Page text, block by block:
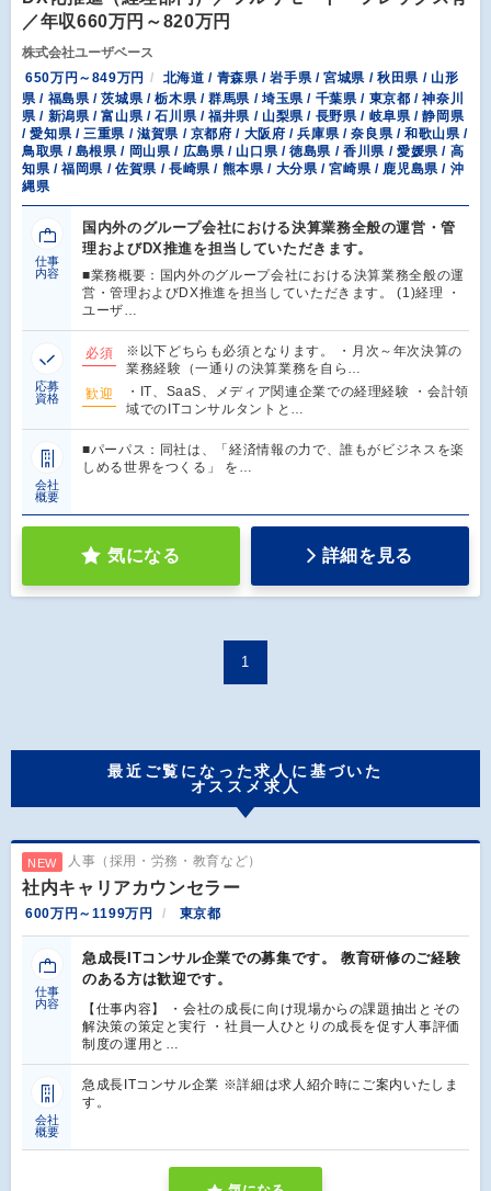
／年収660万円～820万円
株式会社ユーザベース
650万円～849万円
北海道 / 青森県 / 岩手県 / 宮城県 / 秋田県 / 山形
県 / 福島県 / 茨城県 / 栃木県 / 群馬県 / 埼玉県 / 千葉県 / 東京都 / 神奈川
県 / 新潟県 / 富山県 / 石川県 / 福井県 / 山梨県 / 長野県 / 岐阜県 / 静岡県
/ 愛知県 / 三重県 / 滋賀県 / 京都府 / 大阪府 / 兵庫県 / 奈良県 / 和歌山県 /
鳥取県 / 島根県 / 岡山県 / 広島県 / 山口県 / 徳島県 / 香川県 / 愛媛県 / 高
知県 / 福岡県 / 佐賀県 / 長崎県 / 熊本県 / 大分県 / 宮崎県 / 鹿児島県 / 沖
縄県
仕事
内容
国内外のグループ会社における決算業務全般の運営・管
理およびDX推進を担当していただきます。
■業務概要：国内外のグループ会社における決算業務全般の運
営・管理およびDX推進を担当していただきます。 (1)経理 ・
ユーザ…
応募
資格
必須
※以下どちらも必須となります。 ・月次～年次決算の
業務経験（一通りの決算業務を自ら…
歓迎
・IT、SaaS、メディア関連企業での経理経験 ・会計領
域でのITコンサルタントと…
会社
概要
■パーパス：同社は、「経済情報の力で、誰もがビジネスを楽
しめる世界をつくる」 を…
気になる 詳細を見る
1
最近ご覧になった求人に基づいた
オススメ求人
NEW 人事（採用・労務・教育など）
社内キャリアカウンセラー
600万円～1199万円 東京都
仕事
内容
急成長ITコンサル企業での募集です。 教育研修のご経験
のある方は歓迎です。
【仕事内容】 ・会社の成長に向け現場からの課題抽出とその
解決策の策定と実行 ・社員一人ひとりの成長を促す人事評価
制度の運用と…
会社
概要
急成長ITコンサル企業 ※詳細は求人紹介時にご案内いたしま
す。